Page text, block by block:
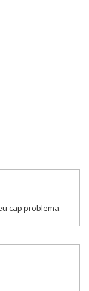
cap problema.